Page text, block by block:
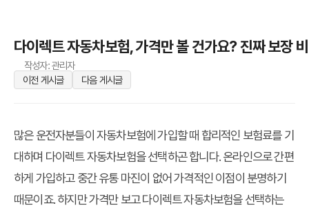
다이렉트 자동차보험, 가격만 볼 건가요? 진짜 보장
작성자: 관리자
이전 게시글
다음 게시글
많은 운전자분들이 자동차보험에 가입할 때 합리적인 보험료를 기
대하며 다이렉트 자동차보험을 선택하곤 합니다. 온라인으로 간편
하게 가입하고 중간 유통 마진이 없어 가격적인 이점이 분명하기
때문이죠. 하지만 가격만 보고 다이렉트 자동차보험을 선택하는